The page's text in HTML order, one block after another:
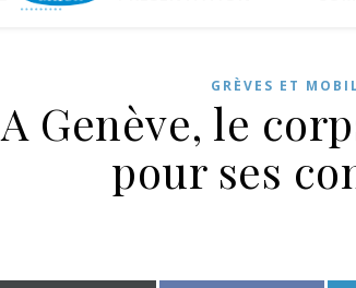
GRÈVES ET
A Genève, le
pour ses